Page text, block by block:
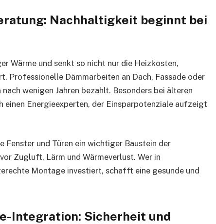
Nachhaltigkeit beginnt bei
Wärme und senkt so nicht nur die Heizkosten,
Professionelle Dämmarbeiten an Dach, Fassade oder
wenigen Jahren bezahlt. Besonders bei älteren
einen Energieexperten, der Einsparpotenziale aufzeigt
Fenster und Türen ein wichtiger Baustein der
Zugluft, Lärm und Wärmeverlust. Wer in
Montage investiert, schafft eine gesunde und
Integration: Sicherheit und